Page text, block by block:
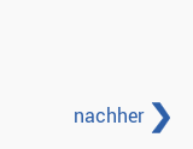
nachher